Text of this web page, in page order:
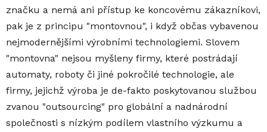
značku a nemá ani přístup ke koncovému zákazníkovi,
pak je z principu "montovnou", i když občas vybavenou
nejmodernějšími výrobními technologiemi. Slovem
"montovna" nejsou myšleny firmy, které postrádají
automaty, roboty či jiné pokročilé technologie, ale
firmy, jejichž výroba je de-fakto poskytovanou službou
zvanou "outsourcing" pro globální a nadnárodní
společnosti s nízkým podílem vlastního výzkumu a